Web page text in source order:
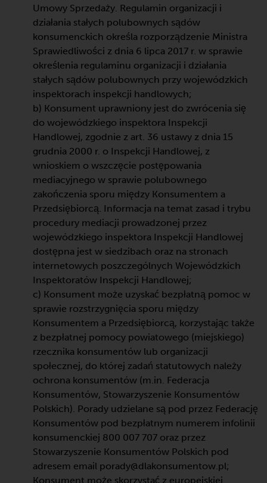
Umowy Sprzedaży. Regulamin organizacji i
działania stałych polubownych sądów
konsumenckich określa rozporządzenie Ministra
Sprawiedliwości z dnia 6 lipca 2017 r. w sprawie
określenia regulaminu organizacji i działania
stałych sądów polubownych przy wojewódzkich
inspektorach inspekcji handlowych;
b) Konsument uprawniony jest do zwrócenia się
do wojewódzkiego inspektora Inspekcji
Handlowej, zgodnie z art. 36 ustawy z dnia 15
grudnia 2000 r. o Inspekcji Handlowej, z
wnioskiem o wszczęcie postępowania
mediacyjnego w sprawie polubownego
zakończenia sporu między Konsumentem a
Przedsiębiorcą. Informacja na temat zasad i trybu
procedury mediacji prowadzonej przez
wojewódzkiego inspektora Inspekcji Handlowej
dostępna jest w siedzibach oraz na stronach
internetowych poszczególnych Wojewódzkich
Inspektoratów Inspekcji Handlowej;
c) Konsument może uzyskać bezpłatną pomoc w
sprawie rozstrzygnięcia sporu między
Konsumentem a Przedsiębiorcą, korzystając także
z bezpłatnej pomocy powiatowego (miejskiego)
rzecznika konsumentów lub organizacji
społecznej, do której zadań statutowych należy
ochrona konsumentów (m.in. Federacja
Konsumentów, Stowarzyszenie Konsumentów
Polskich). Porady udzielane są pod przez Federację
Konsumentów pod bezpłatnym numerem infolinii
konsumenckiej 800 007 707 oraz przez
Stowarzyszenie Konsumentów Polskich pod
adresem email porady@dlakonsumentow.pl;
Konsument może skorzystać z europejskiej